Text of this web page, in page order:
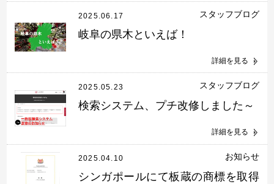
2025.06.17 スタッフブログ
岐阜の県木といえば！
詳細を見る
2025.05.23 スタッフブログ
検索システム、プチ改修しました～
詳細を見る
2025.04.10 お知らせ
シンガポールにて板蔵の商標を取得